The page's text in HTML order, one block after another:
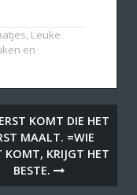
, Leuke
en
KOMT DIE HET
MAALT. =WIE
KOMT, KRIJGT HET
BESTE.